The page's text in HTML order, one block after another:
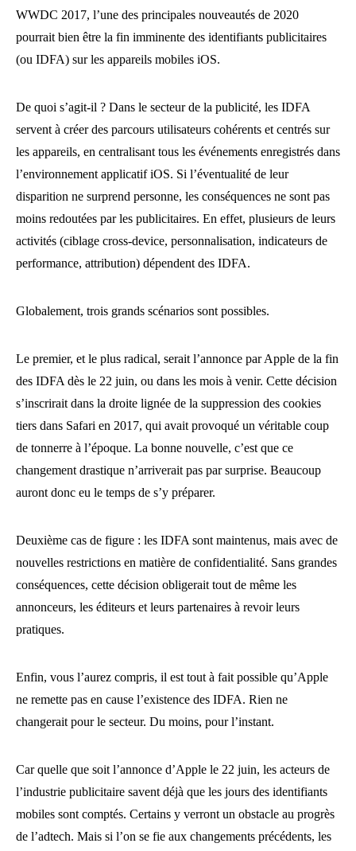
WWDC 2017, l’une des principales nouveautés de 2020
pourrait bien être la fin imminente des identifiants publicitaires
(ou IDFA) sur les appareils mobiles iOS.
De quoi s’agit-il ? Dans le secteur de la publicité, les IDFA
servent à créer des parcours utilisateurs cohérents et centrés sur
les appareils, en centralisant tous les événements enregistrés dans
l’environnement applicatif iOS. Si l’éventualité de leur
disparition ne surprend personne, les conséquences ne sont pas
moins redoutées par les publicitaires. En effet, plusieurs de leurs
activités (ciblage cross-device, personnalisation, indicateurs de
performance, attribution) dépendent des IDFA.
Globalement, trois grands scénarios sont possibles.
Le premier, et le plus radical, serait l’annonce par Apple de la fin
des IDFA dès le 22 juin, ou dans les mois à venir. Cette décision
s’inscrirait dans la droite lignée de la suppression des cookies
tiers dans Safari en 2017, qui avait provoqué un véritable coup
de tonnerre à l’époque. La bonne nouvelle, c’est que ce
changement drastique n’arriverait pas par surprise. Beaucoup
auront donc eu le temps de s’y préparer.
Deuxième cas de figure : les IDFA sont maintenus, mais avec de
nouvelles restrictions en matière de confidentialité. Sans grandes
conséquences, cette décision obligerait tout de même les
annonceurs, les éditeurs et leurs partenaires à revoir leurs
pratiques.
Enfin, vous l’aurez compris, il est tout à fait possible qu’Apple
ne remette pas en cause l’existence des IDFA. Rien ne
changerait pour le secteur. Du moins, pour l’instant.
Car quelle que soit l’annonce d’Apple le 22 juin, les acteurs de
l’industrie publicitaire savent déjà que les jours des identifiants
mobiles sont comptés. Certains y verront un obstacle au progrès
de l’adtech. Mais si l’on se fie aux changements précédents, les